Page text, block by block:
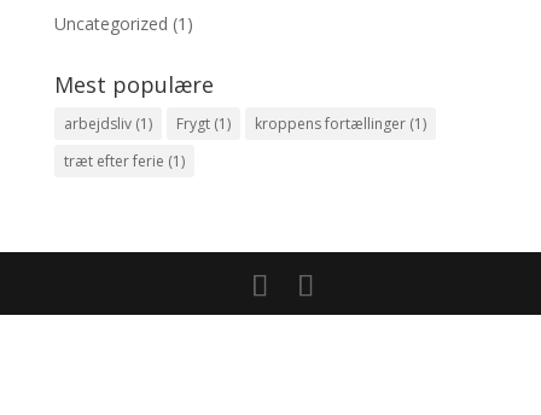
Uncategorized (1)
Mest populære
arbejdsliv(1) Frygt(1) kroppens fortællinger(1)
træt efter ferie (1)